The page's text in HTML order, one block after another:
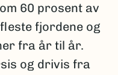
60 prosent av
fjordene og
fra år til år.
og drivis fra